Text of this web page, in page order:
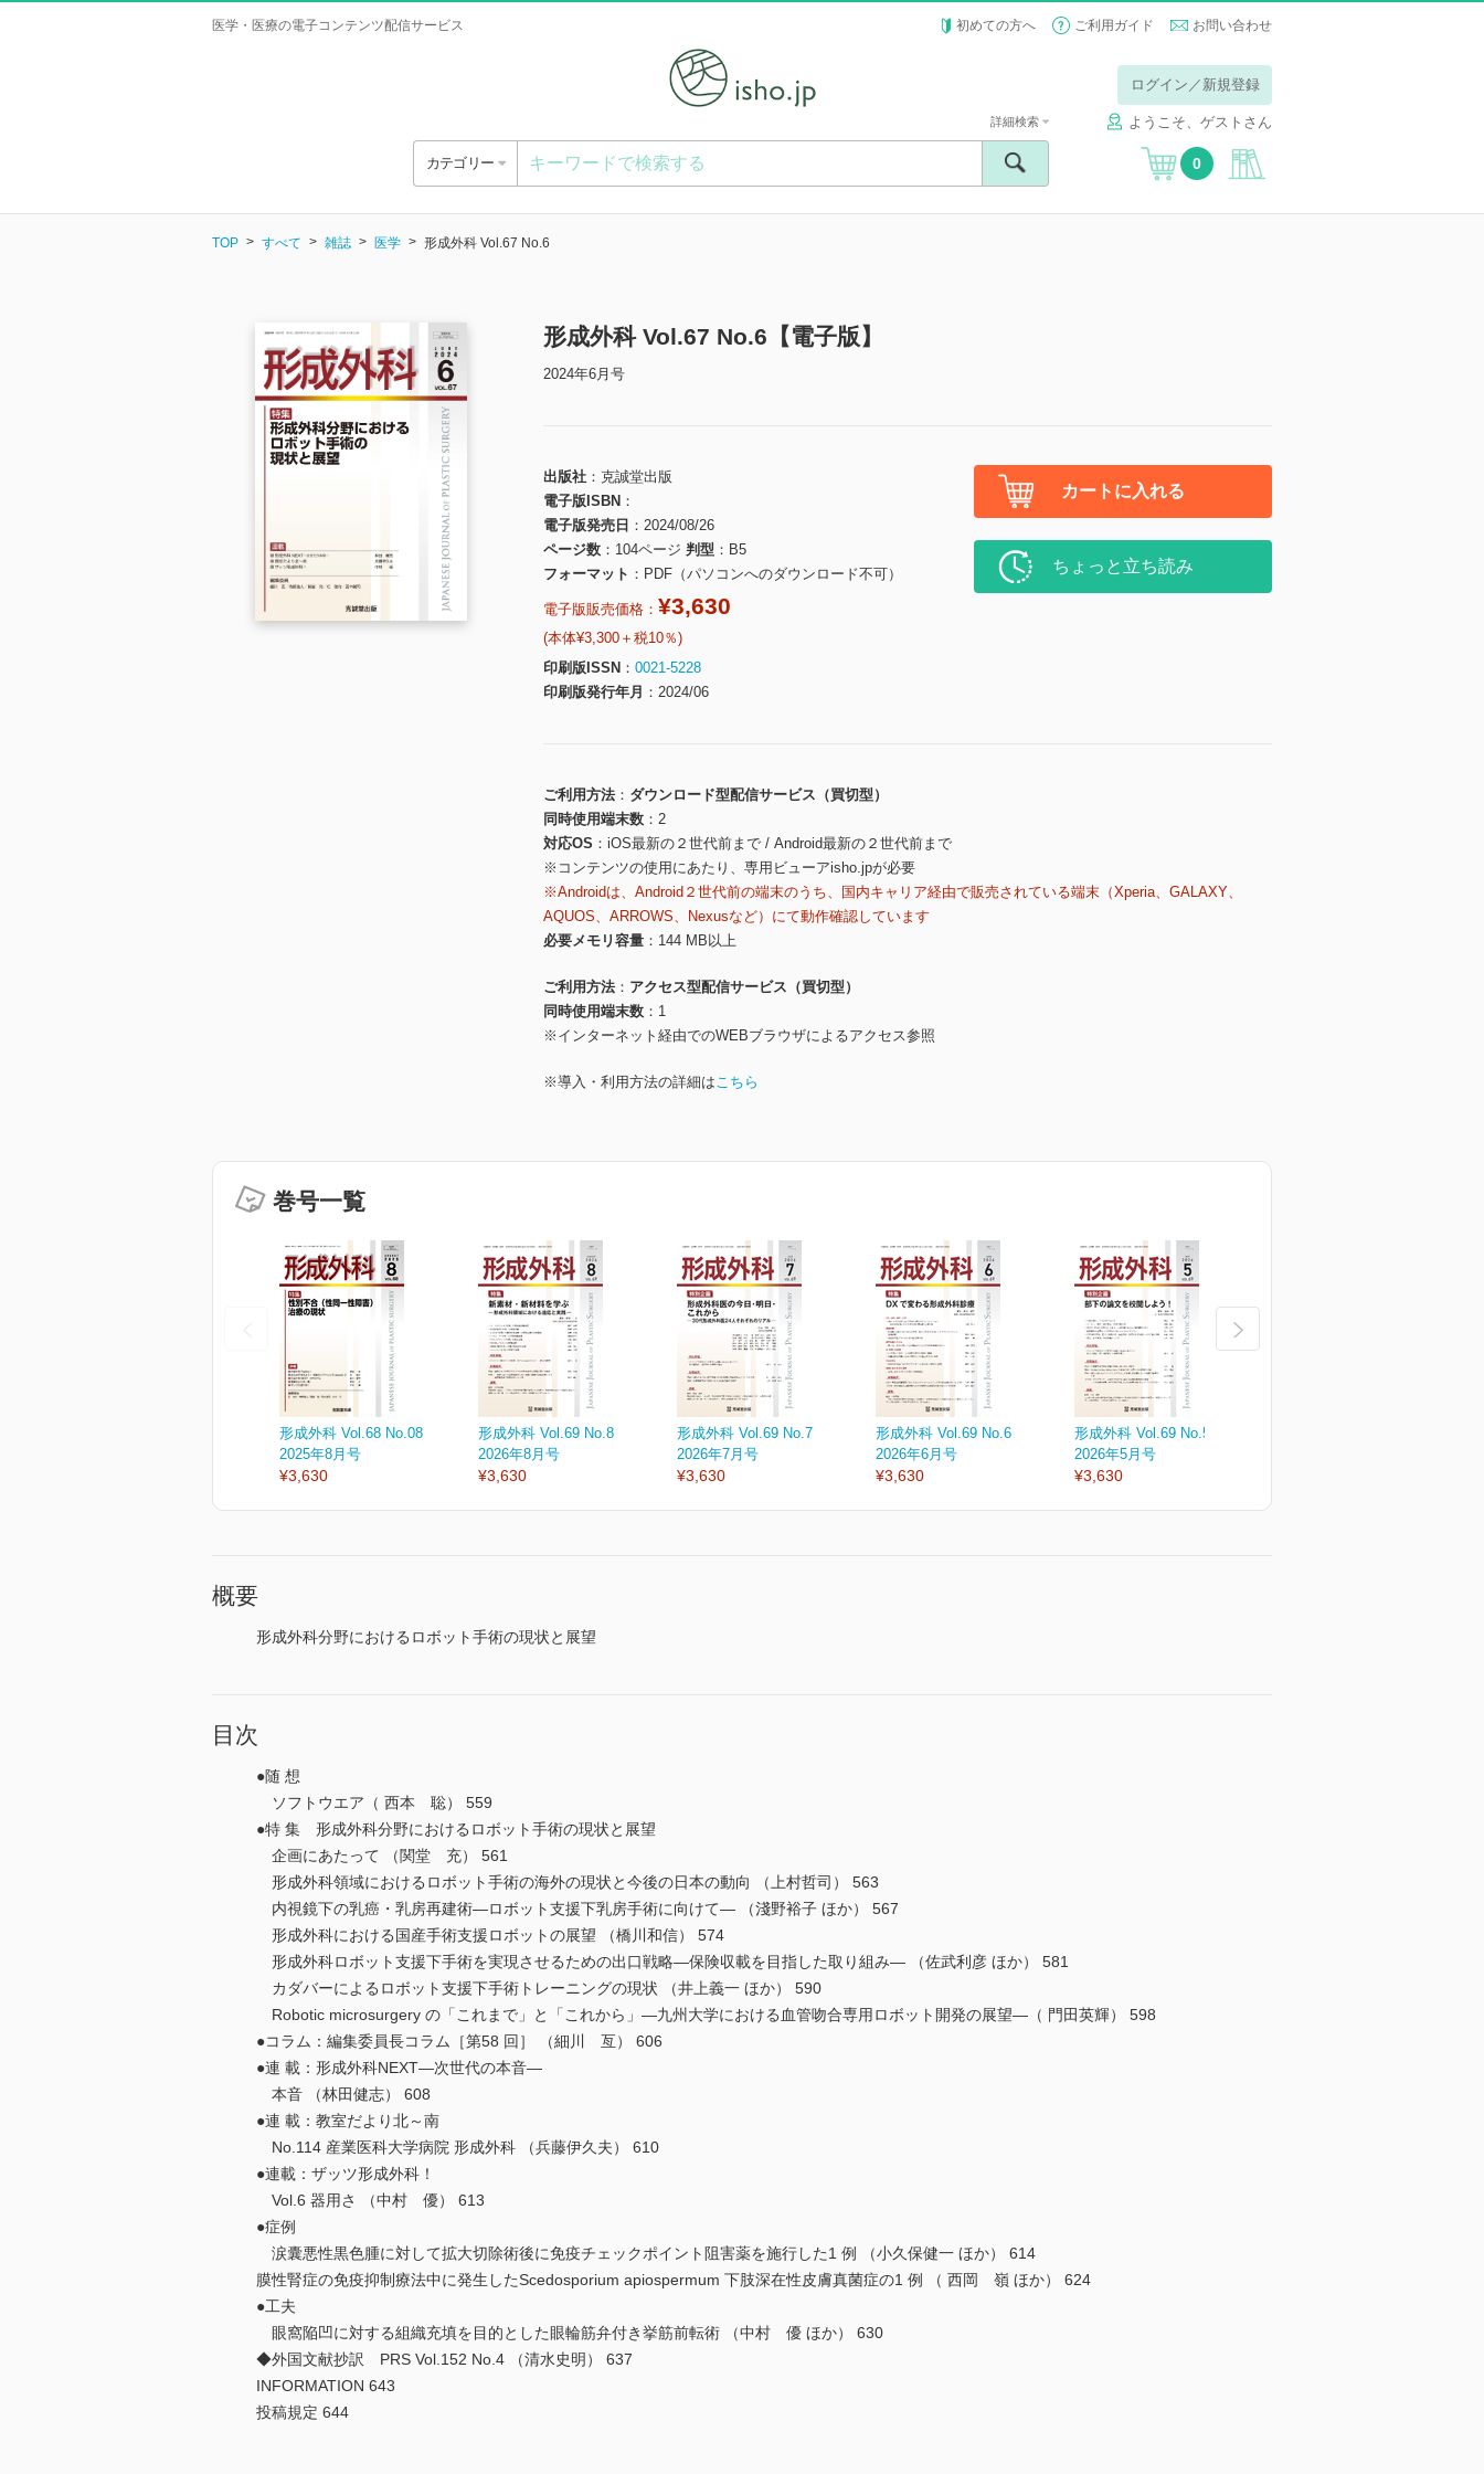
医学・医療の電子コンテンツ配信サービス 初めての方へ ご利用ガイド お問い合わせ
ログイン／新規登録
ようこそ、ゲストさん
カテゴリー
詳細検索
0
TOP すべて 雑誌 医学 形成外科 Vol.67 No.6
形成外科 Vol.67 No.6【電子版】
2024年6月号
出版社
克誠堂出版
電子版ISBN
電子版発売日
2024/08/26
ページ数
104ページ 判型
B5
フォーマット
PDF（パソコンへのダウンロード不可）
電子版販売価格： ¥3,630
(本体¥3,300＋税10％)
印刷版ISSN
0021-5228
印刷版発行年月
2024/06
カートに入れる
ちょっと立ち読み
ご利用方法
ダウンロード型配信サービス（買切型）
同時使用端末数
2
対応OS
iOS最新の２世代前まで / Android最新の２世代前まで
※コンテンツの使用にあたり、専用ビューアisho.jpが必要
※Androidは、Android２世代前の端末のうち、国内キャリア経由で販売されている端末（Xperia、GALAXY、
AQUOS、ARROWS、Nexusなど）にて動作確認しています
必要メモリ容量
144 MB以上
ご利用方法
アクセス型配信サービス（買切型）
同時使用端末数
1
※インターネット経由でのWEBブラウザによるアクセス参照
※導入・利用方法の詳細はこちら
巻号一覧
形成外科 Vol.68 No.08
2025年8月号
¥3,630
形成外科 Vol.69 No.8
2026年8月号
¥3,630
形成外科 Vol.69 No.7
2026年7月号
¥3,630
形成外科 Vol.69 No.6
2026年6月号
¥3,630
形成外科 Vol.69 No.5
2026年5月号
¥3,630
概要
形成外科分野におけるロボット手術の現状と展望
目次
●随 想
ソフトウエア（ 西本 聡） 559
●特 集 形成外科分野におけるロボット手術の現状と展望
企画にあたって （関堂 充） 561
形成外科領域におけるロボット手術の海外の現状と今後の日本の動向 （上村哲司） 563
内視鏡下の乳癌・乳房再建術―ロボット支援下乳房手術に向けて― （淺野裕子 ほか） 567
形成外科における国産手術支援ロボットの展望 （橋川和信） 574
形成外科ロボット支援下手術を実現させるための出口戦略―保険収載を目指した取り組み― （佐武利彦 ほか） 581
カダバーによるロボット支援下手術トレーニングの現状 （井上義一 ほか） 590
Robotic microsurgery の「これまで」と「これから」―九州大学における血管吻合専用ロボット開発の展望―（ 門田英輝） 598
●コラム：編集委員長コラム［第58 回］ （細川 亙） 606
●連 載：形成外科NEXT―次世代の本音―
本音 （林田健志） 608
●連 載：教室だより北～南
No.114 産業医科大学病院 形成外科 （兵藤伊久夫） 610
●連載：ザッツ形成外科！
Vol.6 器用さ （中村 優） 613
●症例
涙囊悪性黒色腫に対して拡大切除術後に免疫チェックポイント阻害薬を施行した1 例 （小久保健一 ほか） 614
膜性腎症の免疫抑制療法中に発生したScedosporium apiospermum 下肢深在性皮膚真菌症の1 例 （ 西岡 嶺 ほか） 624
●工夫
眼窩陥凹に対する組織充填を目的とした眼輪筋弁付き挙筋前転術 （中村 優 ほか） 630
◆外国文献抄訳 PRS Vol.152 No.4 （清水史明） 637
INFORMATION 643
投稿規定 644